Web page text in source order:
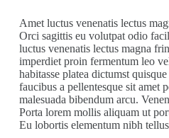
Amet luctus venenatis lectus
Orci sagittis eu volutpat odio
luctus venenatis lectus magna
imperdiet proin fermentum leo
habitasse platea dictumst
faucibus a pellentesque sit amet
malesuada bibendum arcu.
Porta lorem mollis aliquam ut
Eu lobortis elementum nibh